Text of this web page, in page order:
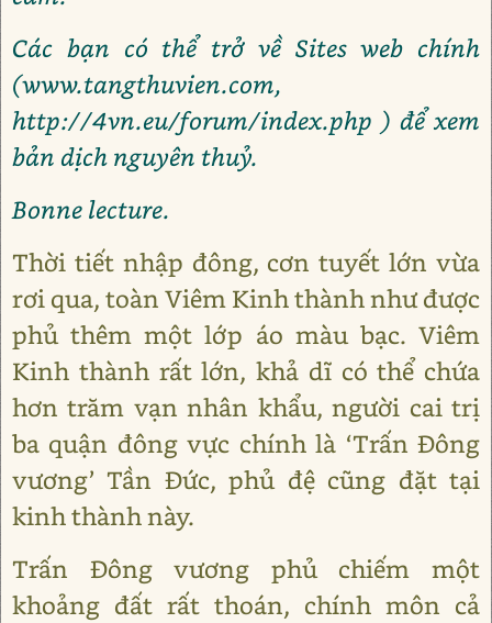
Các bạn có thể trở về Sites web chính
(www.tangthuvien.com,
http://4vn.eu/forum/index.php ) để xem
bản dịch nguyên thuỷ.
Bonne lecture.
Thời tiết nhập đông, cơn tuyết lớn vừa
rơi qua, toàn Viêm Kinh thành như được
phủ thêm một lớp áo màu bạc. Viêm
Kinh thành rất lớn, khả dĩ có thể chứa
hơn trăm vạn nhân khẩu, người cai trị
ba quận đông vực chính là ‘Trấn Đông
vương’ Tần Đức, phủ đệ cũng đặt tại
kinh thành này.
Trấn Đông vương phủ chiếm một
khoảng đất rất thoán, chính môn cả